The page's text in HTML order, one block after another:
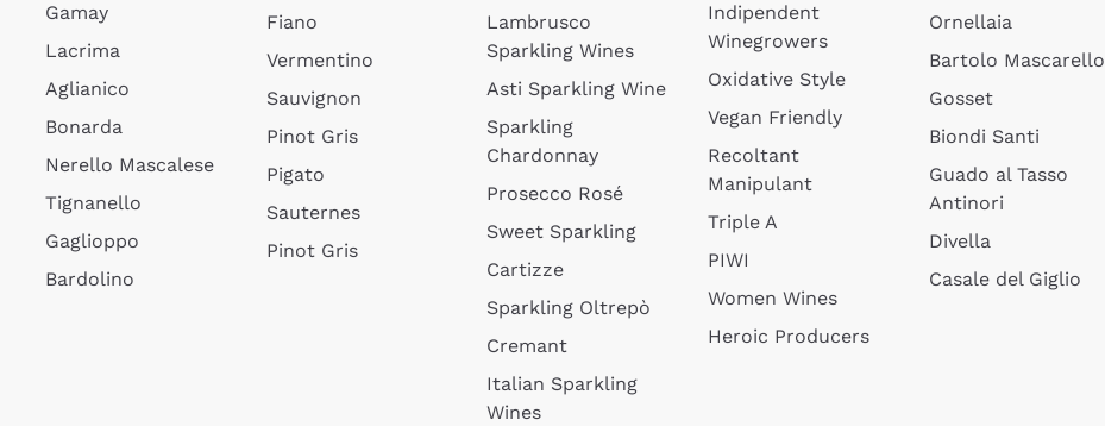
Gamay
Lacrima
Aglianico
Bonarda
Nerello Mascalese
Tignanello
Gaglioppo
Bardolino
Fiano
Vermentino
Sauvignon
Pinot Gris
Pigato
Sauternes
Pinot Gris
Lambrusco
Sparkling Wines
Asti Sparkling Wine
Sparkling
Chardonnay
Prosecco Rosé
Sweet Sparkling
Cartizze
Sparkling Oltrepò
Cremant
Italian Sparkling
Wines
Indipendent
Winegrowers
Oxidative Style
Vegan Friendly
Recoltant
Manipulant
Triple A
PIWI
Women Wines
Heroic Producers
Ornellaia
Bartolo Mascarello
Gosset
Biondi Santi
Guado al Tasso
Antinori
Divella
Casale del Giglio